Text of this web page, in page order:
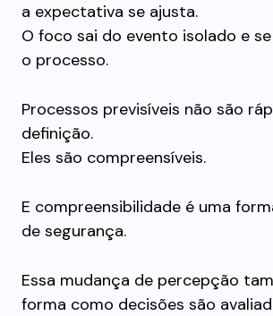
a expectativa se ajusta.
O foco sai do evento isolado e
o processo.
Processos previsíveis não são
definição.
Eles são compreensíveis.
E compreensibilidade é uma
de segurança.
Essa mudança de percepção
forma como decisões são